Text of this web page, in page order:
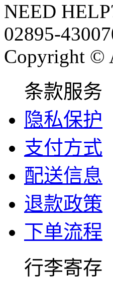
NEED
02895-
Copyright ©
条款服务
隐私保护
支付方式
配送信息
退款政策
下单流程
行李寄存